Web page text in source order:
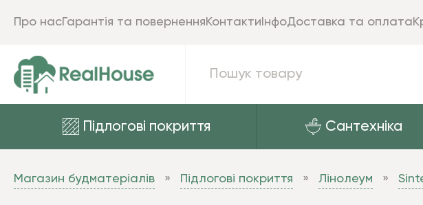
Підлогові покриття Сантехніка
Про насГарантія та поверненняКонтакти ІнфоДоставка та оплата
Магазин будматеріалів Підлогові покриття Лінолеум